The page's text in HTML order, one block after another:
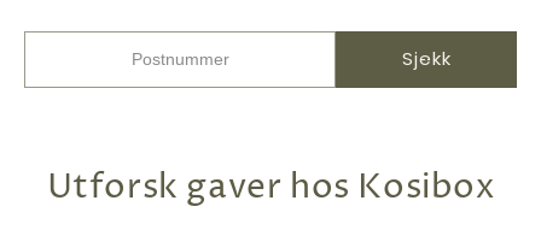
Sjekk
Utforsk gaver hos Kosibox